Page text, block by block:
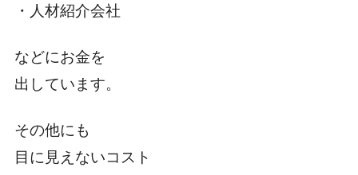
・人材紹介会社
などにお金を
出しています。
その他にも
目に見えないコスト